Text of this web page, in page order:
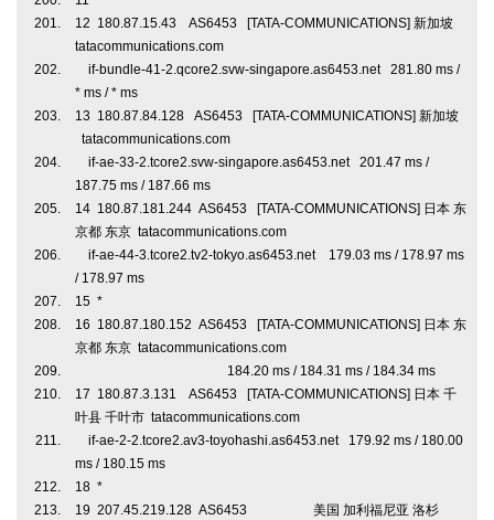
12 180.87.15.43 AS6453 [TATA-COMMUNICATIONS] 新加坡
tatacommunications.com
if-bundle-41-2.qcore2.svw-singapore.as6453.net 281.80 ms /
* ms / * ms
13 180.87.84.128 AS6453 [TATA-COMMUNICATIONS] 新加坡
tatacommunications.com
if-ae-33-2.tcore2.svw-singapore.as6453.net 201.47 ms /
187.75 ms / 187.66 ms
14 180.87.181.244 AS6453 [TATA-COMMUNICATIONS] 日本 东
京都 东京 tatacommunications.com
if-ae-44-3.tcore2.tv2-tokyo.as6453.net 179.03 ms / 178.97 ms
/ 178.97 ms
15 *
16 180.87.180.152 AS6453 [TATA-COMMUNICATIONS] 日本 东
京都 东京 tatacommunications.com
184.20 ms / 184.31 ms / 184.34 ms
17 180.87.3.131 AS6453 [TATA-COMMUNICATIONS] 日本 千
叶县 千叶市 tatacommunications.com
if-ae-2-2.tcore2.av3-toyohashi.as6453.net 179.92 ms / 180.00
ms / 180.15 ms
18 *
19 207.45.219.128 AS6453 美国 加利福尼亚 洛杉